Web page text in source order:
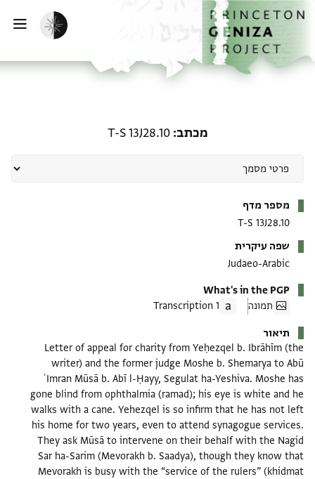
לתוכןהבית
הפעלת מצב כהה
מכתב T-S 13J28.10
מספר מדף
T-S 13J28.10
שפה עיקרית
Judaeo-Arabic
What's in the PGP
תמונה
1 Transcription
תיאור
Letter of appeal for charity from Yeḥezqel b. Ibrāhīm (the
writer) and the former judge Moshe b. Shemarya to Abū
ʿImran Mūsā b. Abī l-Ḥayy, Segulat ha-Yeshiva. Moshe has
gone blind from ophthalmia (ramad); his eye is white and he
walks with a cane. Yehezqel is so infirm that he has not left
his home for two years, even to attend synagogue services.
They ask Mūsā to intervene on their behalf with the Nagid
Sar ha-Sarim (Mevorakh b. Saadya), though they know that
Mevorakh is busy with the “service of the rulers” (khidmat